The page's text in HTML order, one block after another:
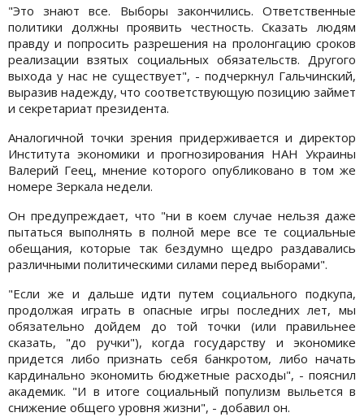
"Это знают все. Выборы закончились. Ответственные
политики должны проявить честность. Сказать людям
правду и попросить разрешения на пролонгацию сроков
реализации взятых социальных обязательств. Другого
выхода у нас не существует", - подчеркнул Гальчинский,
выразив надежду, что соответствующую позицию займет
и секретариат президента.
Аналогичной точки зрения придерживается и директор
Института экономики и прогнозирования НАН Украины
Валерий Геец, мнение которого опубликовано в том же
номере Зеркала недели.
Он предупреждает, что "ни в коем случае нельзя даже
пытаться выполнять в полной мере все те социальные
обещания, которые так бездумно щедро раздавались
различными политическими силами перед выборами".
"Если же и дальше идти путем социального подкупа,
продолжая играть в опасные игры последних лет, мы
обязательно дойдем до той точки (или правильнее
сказать, "до ручки"), когда государству и экономике
придется либо признать себя банкротом, либо начать
кардинально экономить бюджетные расходы", - пояснил
академик. "И в итоге социальный популизм выльется в
снижение общего уровня жизни", - добавил он.